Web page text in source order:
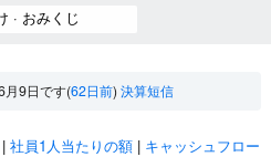
· おみくじ
月9日です(62日前)決算短信
| 社員1人当たりの額 | キャッシュフロー